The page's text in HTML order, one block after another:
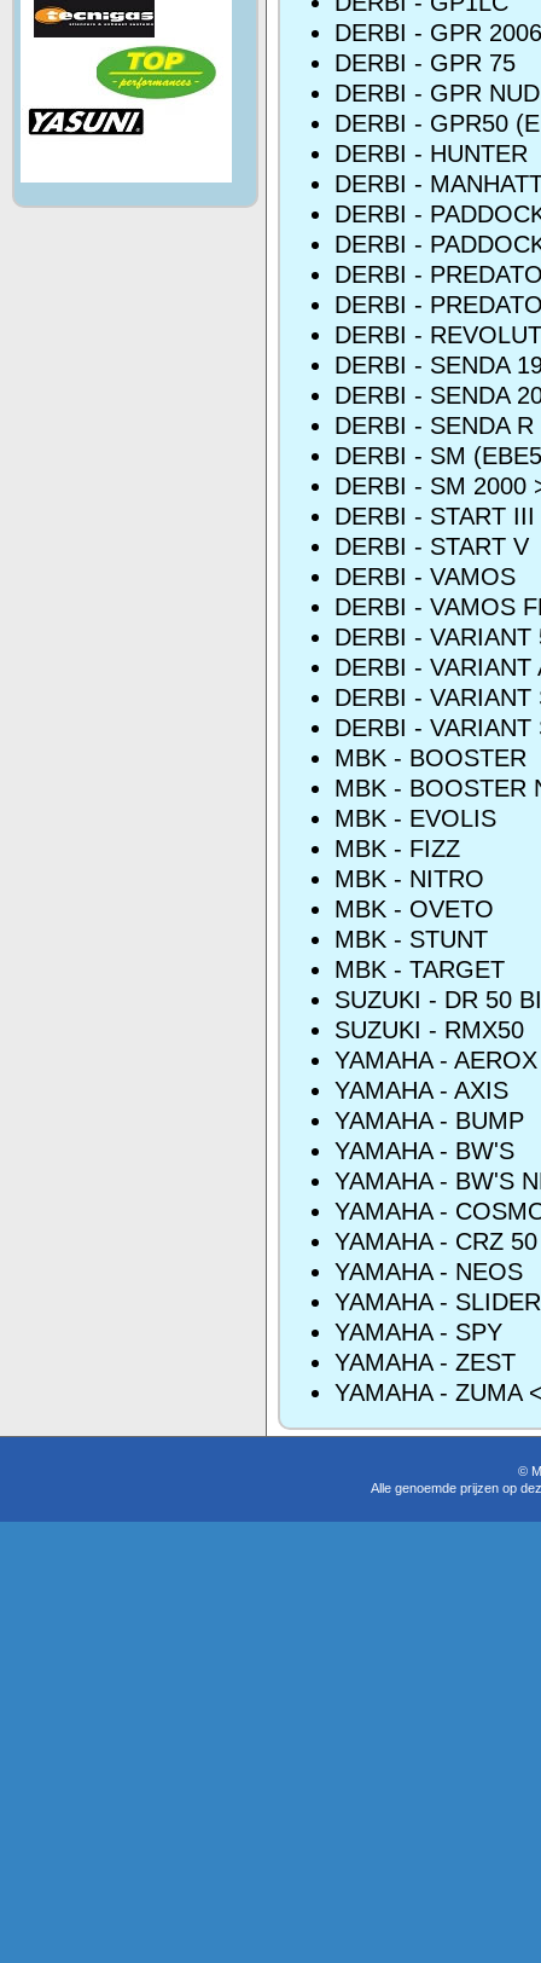
DERBI - GPR
DERBI - GPR 75
DERBI - GPR
DERBI - GPR50
DERBI - HUNTER
DERBI -
DERBI -
DERBI -
DERBI -
DERBI -
DERBI -
DERBI - SENDA
DERBI - SENDA
DERBI - SENDA
DERBI - SM
DERBI - SM 2000
DERBI - START III
DERBI - START V
DERBI - VAMOS
DERBI - VAMOS
DERBI - VARIANT
DERBI - VARIANT
DERBI - VARIANT
DERBI - VARIANT
MBK - BOOSTER
MBK - BOOSTER
MBK - EVOLIS
MBK - FIZZ
MBK - NITRO
MBK - OVETO
MBK - STUNT
MBK - TARGET
SUZUKI - DR 50
SUZUKI - RMX50
YAMAHA - AEROX
YAMAHA - AXIS
YAMAHA - BUMP
YAMAHA - BW'S
YAMAHA - BW'S
YAMAHA -
YAMAHA - CRZ 50
YAMAHA - NEOS
YAMAHA - SLIDER
YAMAHA - SPY
YAMAHA - ZEST
YAMAHA - ZUMA
©
Alle genoemde prijzen op